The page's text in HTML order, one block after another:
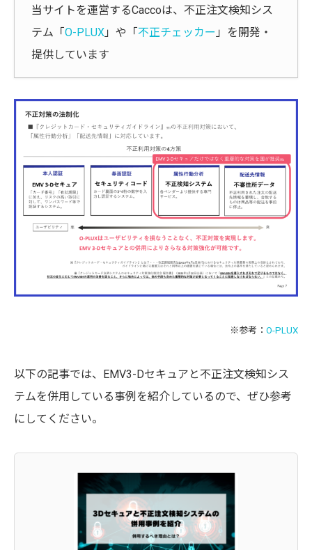
当サイトを運営するCaccoは、不正注文検知シス
テム「 O-PLUX 」や「 不正チェッカー 」を開発・
提供しています
※参考： O-PLUX
以下の記事では、EMV3-Dセキュアと不正注文検知シス
テムを併用している事例を紹介しているので、ぜひ参考
にしてください。